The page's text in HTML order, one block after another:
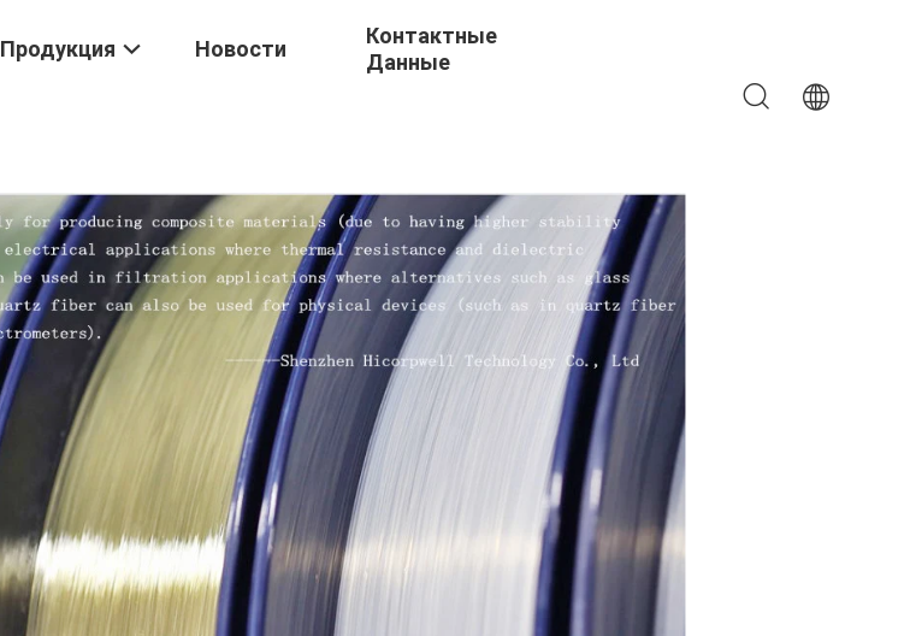
Продукция Новости
Контактные
Данные